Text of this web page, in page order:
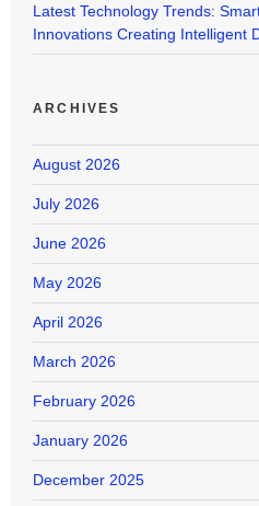
Latest Technology Trends:
Innovations Creating Intelligent
ARCHIVES
August 2026
July 2026
June 2026
May 2026
April 2026
March 2026
February 2026
January 2026
December 2025